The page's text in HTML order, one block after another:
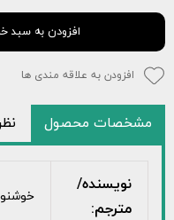
افزودن به سبد
افزودن به علاقه مندی ها
مشخصات محصول
نویسنده/
مترجم: